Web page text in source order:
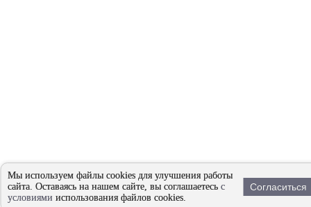
Мы используем файлы cookies для улучшения работы
сайта. Оставаясь на нашем сайте, вы соглашаетесь с
условиями использования файлов cookies.
Согласиться